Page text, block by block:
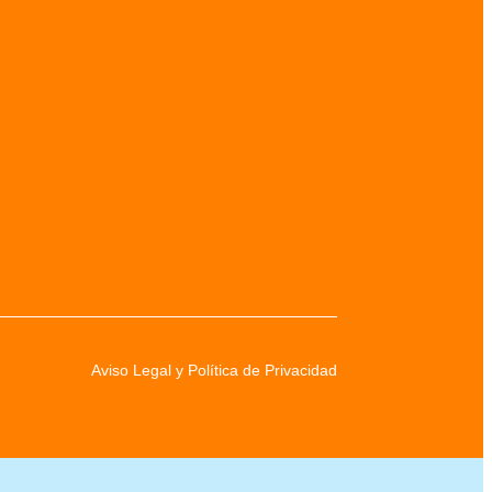
Aviso Legal y Política de Privacidad